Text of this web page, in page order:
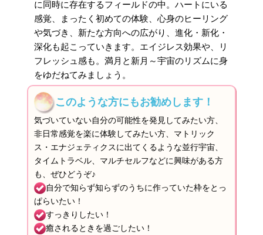
に同時に存在するフィールドの中。ハートにいる
感覚、まったく初めての体験、心身のヒーリング
や気づき、新たな方向への広がり、進化・新化・
深化も起こっていきます。エイジレス効果や、リ
フレッシュ感も。満月と新月～宇宙のリズムに身
をゆだねてみましょう。
このような方にもお勧めします！
気づいていない自分の可能性を発見してみたい方、
非日常感覚を楽に体験してみたい方、マトリック
ス・エナジェティクスに出てくるような並行宇宙、
タイムトラベル、マルチセルフなどに興味がある方
も、ぜひどうぞ♪
自分で知らず知らずのうちに作っていた枠をとっ
ぱらいたい！
すっきりしたい！
癒されるときを過ごしたい！